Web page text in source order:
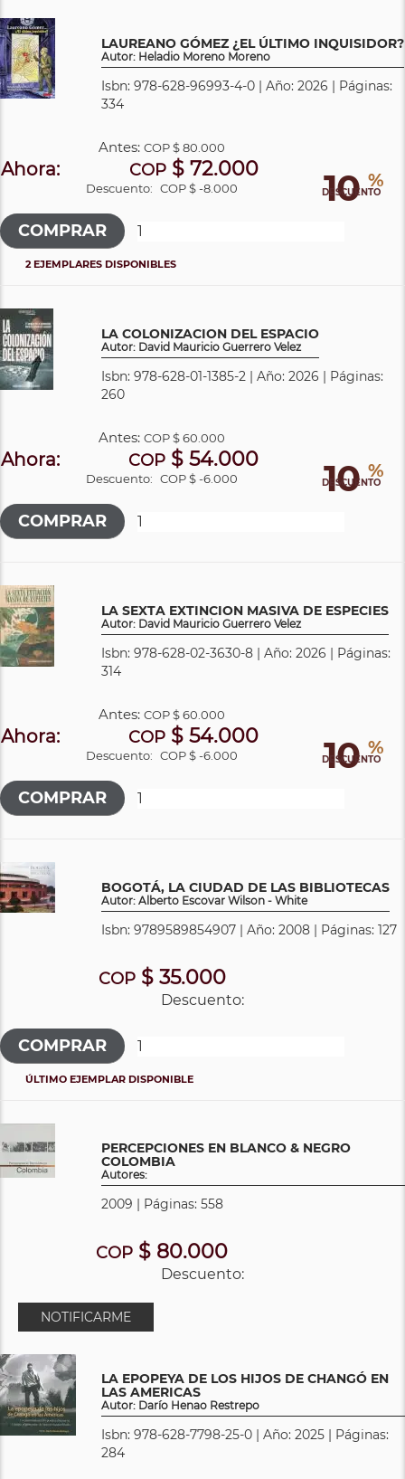
LAUREANO GÓMEZ ¿EL ÚLTIMO INQUISIDOR?
Autor: Heladio Moreno Moreno
Isbn: 978-628-96993-4-0 | Año: 2026 | Páginas:
334
10 %
DESCUENTO
Antes:COP$ 80.000
Ahora: COP$ 72.000
Descuento: COP $ -8.000
2 EJEMPLARES DISPONIBLES
LA COLONIZACION DEL ESPACIO
Autor: David Mauricio Guerrero Velez
Isbn: 978-628-01-1385-2 | Año: 2026 | Páginas:
260
10 %
DESCUENTO
Antes:COP$ 60.000
Ahora: COP $ 54.000
Descuento: COP $ -6.000
LA SEXTA EXTINCION MASIVA DE ESPECIES
Autor: David Mauricio Guerrero Velez
Isbn: 978-628-02-3630-8 | Año: 2026 | Páginas:
314
10 %
DESCUENTO
Antes:COP$ 60.000
Ahora: COP $ 54.000
Descuento: COP $ -6.000
BOGOTÁ, LA CIUDAD DE LAS BIBLIOTECAS
Autor: Alberto Escovar Wilson - White
Isbn: 9789589854907 | Año: 2008 | Páginas: 127
COP$ 35.000
Descuento:
ÚLTIMO EJEMPLAR DISPONIBLE
PERCEPCIONES EN BLANCO & NEGRO
COLOMBIA
Autores:
2009 | Páginas: 558
COP $ 80.000
Descuento:
NOTIFICARME
LA EPOPEYA DE LOS HIJOS DE CHANGÓ EN
LAS AMERICAS
Autor: Darío Henao Restrepo
Isbn: 978-628-7798-25-0 | Año: 2025 | Páginas:
284